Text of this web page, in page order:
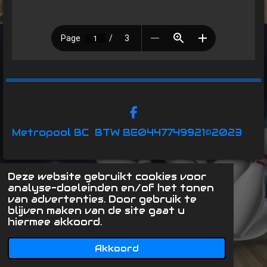
Deze website gebruikt cookies voor
analyse-doeleinden en/of het tonen
van advertenties. Door gebruik te
blijven maken van de site gaat u
hiermee akkoord.
Akkoord
F
a
c
b
o
o
k
Metropool BC BTW BE0447749921©2023